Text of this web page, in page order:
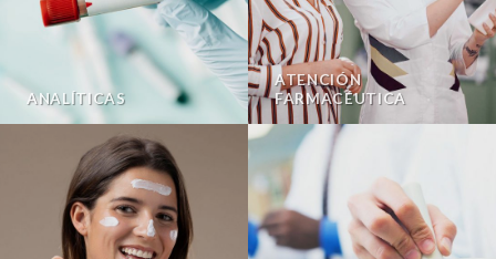
ANALÍTICAS
ATENCIÓN
FARMACÉUTICA